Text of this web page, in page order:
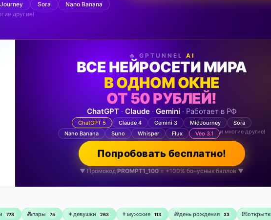
Sora
Nano Banana
другие!
🔥 GPTUNNEL AI
ВСЕ НЕЙРОСЕТИ МИРА
В ОДНОМ ОКНЕ
ОТ 50 РУБЛЕЙ!
ChatGPT· Claude· Gemini · Работает в РФ
ChatGPT 5 Claude 4 Gemini 3 MidJourney
Sora
Nano Banana
Suno Whisper Flux Veo 3.1 и многие другие!
Попробовать бесплатно!
▼ Промокод PROMPT1_100 = +100% бонусных баллов ▼
778 💑пары 75 👩девушки 263 👨мужские 113 🎁день рождения 33